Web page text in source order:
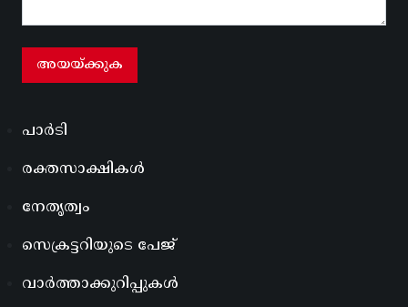
പാർടി
രക്തസാക്ഷികൾ
നേതൃത്വം
സെക്രട്ടറിയുടെ പേജ്
വാർത്താക്കുറിപ്പുകൾ